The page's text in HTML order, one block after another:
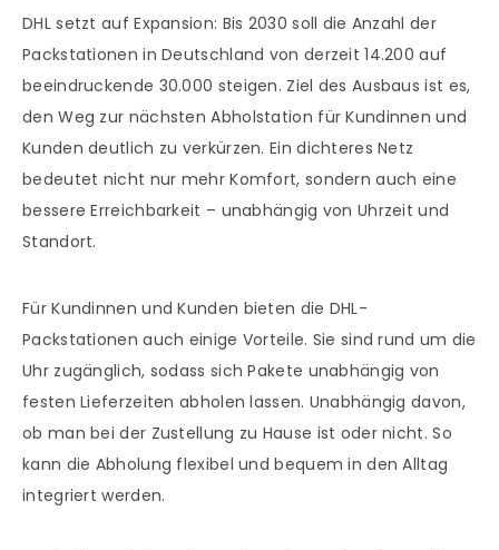
DHL setzt auf Expansion: Bis 2030 soll die Anzahl der
Packstationen in Deutschland von derzeit 14.200 auf
beeindruckende 30.000 steigen. Ziel des Ausbaus ist es,
den Weg zur nächsten Abholstation für Kundinnen und
Kunden deutlich zu verkürzen. Ein dichteres Netz
bedeutet nicht nur mehr Komfort, sondern auch eine
bessere Erreichbarkeit – unabhängig von Uhrzeit und
Standort.
Für Kundinnen und Kunden bieten die DHL-
Packstationen auch einige Vorteile. Sie sind rund um die
Uhr zugänglich, sodass sich Pakete unabhängig von
festen Lieferzeiten abholen lassen. Unabhängig davon,
ob man bei der Zustellung zu Hause ist oder nicht. So
kann die Abholung flexibel und bequem in den Alltag
integriert werden.